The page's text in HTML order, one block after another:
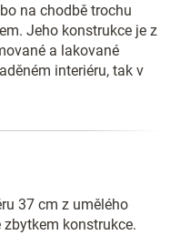
na chodbě trochu
Jeho konstrukce je z
a lakované
interiéru, tak v
37 cm z umělého
zbytkem konstrukce.